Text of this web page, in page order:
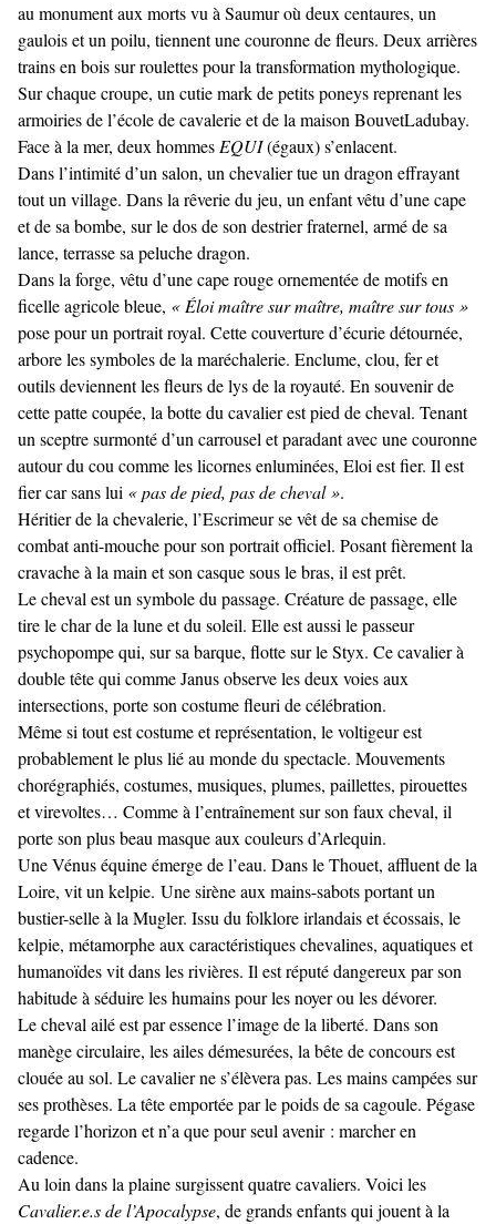
au monument aux morts vu à Saumur où deux centaures, un
gaulois et un poilu, tiennent une couronne de fleurs. Deux arrières
trains en bois sur roulettes pour la transformation mythologique.
Sur chaque croupe, un cutie mark de petits poneys reprenant les
armoiries de l’école de cavalerie et de la maison BouvetLadubay.
Face à la mer, deux hommes EQUI(égaux) s’enlacent.
Dans l’intimité d’un salon, un chevalier tue un dragon effrayant
tout un village. Dans la rêverie du jeu, un enfant vêtu d’une cape
et de sa bombe, sur le dos de son destrier fraternel, armé de sa
lance, terrasse sa peluche dragon.
Dans la forge, vêtu d’une cape rouge ornementée de motifs en
ficelle agricole bleue, « Éloi maître sur maître, maître sur tous »
pose pour un portrait royal. Cette couverture d’écurie détournée,
arbore les symboles de la maréchalerie. Enclume, clou, fer et
outils deviennent les fleurs de lys de la royauté. En souvenir de
cette patte coupée, la botte du cavalier est pied de cheval. Tenant
un sceptre surmonté d’un carrousel et paradant avec une couronne
autour du cou comme les licornes enluminées, Eloi est fier. Il est
fier car sans lui « pas de pied, pas de cheval ».
Héritier de la chevalerie, l’Escrimeur se vêt de sa chemise de
combat anti-mouche pour son portrait officiel. Posant fièrement la
cravache à la main et son casque sous le bras, il est prêt.
Le cheval est un symbole du passage. Créature de passage, elle
tire le char de la lune et du soleil. Elle est aussi le passeur
psychopompe qui, sur sa barque, flotte sur le Styx. Ce cavalier à
double tête qui comme Janus observe les deux voies aux
intersections, porte son costume fleuri de célébration.
Même si tout est costume et représentation, le voltigeur est
probablement le plus lié au monde du spectacle. Mouvements
chorégraphiés, costumes, musiques, plumes, paillettes, pirouettes
et virevoltes… Comme à l’entraînement sur son faux cheval, il
porte son plus beau masque aux couleurs d’Arlequin.
Une Vénus équine émerge de l’eau. Dans le Thouet, affluent de la
Loire, vit un kelpie. Une sirène aux mains-sabots portant un
bustier-selle à la Mugler. Issu du folklore irlandais et écossais, le
kelpie, métamorphe aux caractéristiques chevalines, aquatiques et
humanoïdes vit dans les rivières. Il est réputé dangereux par son
habitude à séduire les humains pour les noyer ou les dévorer.
Le cheval ailé est par essence l’image de la liberté. Dans son
manège circulaire, les ailes démesurées, la bête de concours est
clouée au sol. Le cavalier ne s’élèvera pas. Les mains campées sur
ses prothèses. La tête emportée par le poids de sa cagoule. Pégase
regarde l’horizon et n’a que pour seul avenir : marcher en
cadence.
Au loin dans la plaine surgissent quatre cavaliers. Voici les
Cavalier.e.s de l’Apocalypse, de grands enfants qui jouent à la